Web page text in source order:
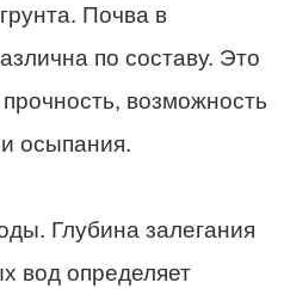
Почва в
по составу. Это
возможность
осыпания.
Глубина залегания
вод определяет